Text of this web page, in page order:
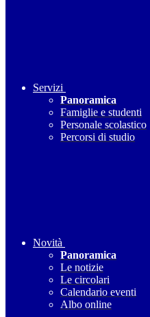
Servizi
Panoramica
Famiglie e studenti
Personale scolastico
Percorsi di studio
Novità
Panoramica
Le notizie
Le circolari
Calendario eventi
Albo online